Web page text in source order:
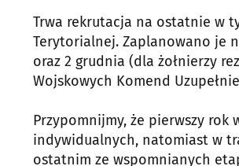
Trwa rekrutacja na ostatnie w
Terytorialnej. Zaplanowano je
oraz 2 grudnia (dla żołnierzy
Wojskowych Komend
Przypomnijmy, że pierwszy rok
indywidualnych, natomiast w
ostatnim ze wspomnianych